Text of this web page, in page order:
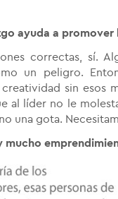
ayuda a promover
correctas, sí.
un peligro.
sin esos
al líder no le
una gota.
mucho